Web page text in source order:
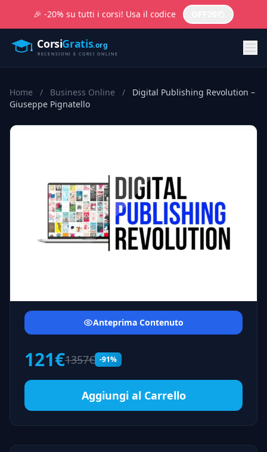
🎉 -20% su tutti i corsi! Usa il codice
Home / Business Online /
Digital Publishing Revolution –
Giuseppe Pignatello
Anteprima Contenuto
121€1357€ -91%
Aggiungi al Carrello